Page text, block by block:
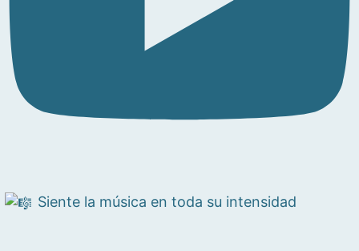
Siente la música en toda su intensidad